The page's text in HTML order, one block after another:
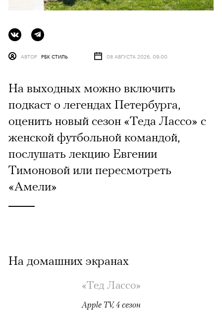
АВТОР РБК СТИЛЬ 08 АВГУСТА 2026, 09:00
На выходных можно включить
подкаст о легендах Петербурга,
оценить новый сезон «Теда Лассо» с
женской футбольной командой,
послушать лекцию Евгении
Тимоновой или пересмотреть
«Амели»
На домашних экранах
«Тед Лассо»
Apple TV, 4 сезон